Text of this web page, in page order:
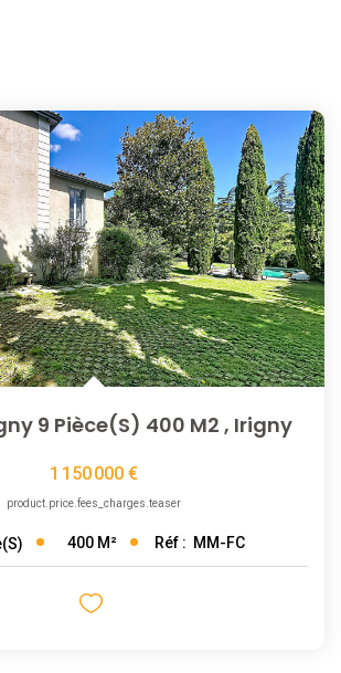
9 Pièce(s) 400 M2 , Irigny
1 150 000 €
product.price.fees_charges.teaser
400 M² Réf : MM-FC